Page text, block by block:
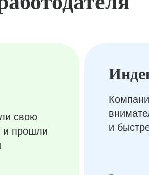
свою
и прошли
и